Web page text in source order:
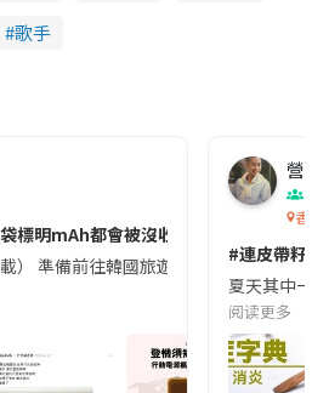
歌手
標明mAh都會被沒收😱出發前切記檢查
載） 準備前往韓國旅遊的民眾，近期要
營養
香港
#連皮帶籽
夏天其中一
阅读更多